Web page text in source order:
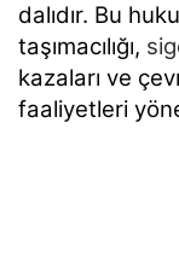
dalıdır. Bu
taşımacılığı,
kazaları ve
faaliyetleri